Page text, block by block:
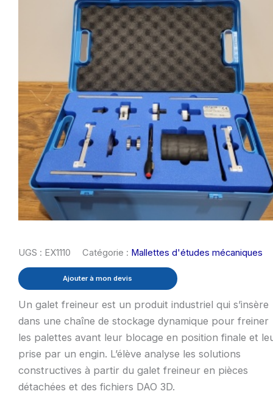
UGS : EX1110 Catégorie : Mallettes d'études mécaniques
Ajouter à mon devis
Un galet freineur est un produit industriel qui s’insère
dans une chaîne de stockage dynamique pour freiner
les palettes avant leur blocage en position finale et
prise par un engin. L’élève analyse les solutions
constructives à partir du galet freineur en pièces
détachées et des fichiers DAO 3D.